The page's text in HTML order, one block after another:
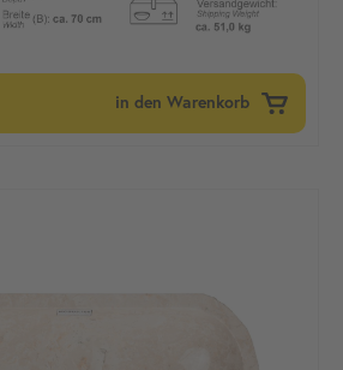
in den Warenkorb